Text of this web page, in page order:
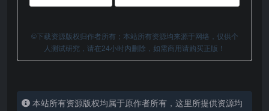
©下载资源版权归作者所有；本站所有资源均来源于网络，仅供个
人测试研究，请在24小时内删除，如需商用请购买正版！
本站所有资源版权均属于原作者所有，这里所提供资源均